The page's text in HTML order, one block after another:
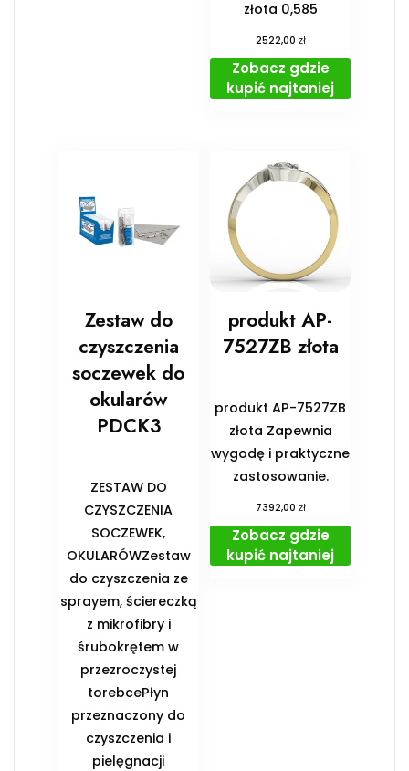
złota 0,585
2522,00 zł
Zobacz gdzie
kupić najtaniej
Zestaw do
czyszczenia
soczewek do
okularów
PDCK3
ZESTAW DO
CZYSZCZENIA
SOCZEWEK,
OKULARÓWZestaw
do czyszczenia ze
sprayem, ściereczką
z mikrofibry i
śrubokrętem w
przezroczystej
torebcePłyn
przeznaczony do
czyszczenia i
pielęgnacji
produkt AP-
7527ZB złota
produkt AP-7527ZB
złota Zapewnia
wygodę i praktyczne
zastosowanie.
7392,00 zł
Zobacz gdzie
kupić najtaniej